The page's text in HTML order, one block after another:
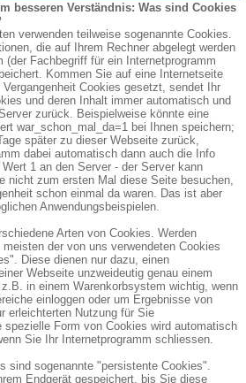
besseren Verständnis: Was sind Cookies
verwenden teilweise sogenannte Cookies.
die auf Ihrem Rechner abgelegt werden
(der Fachbegriff für ein Internetprogramm
Kommen Sie auf eine Internetseite
Cookies gesetzt, sendet Ihr
und deren Inhalt immer automatisch und
zurück. Beispielweise könnte eine
war_schon_mal_da=1 bei Ihnen speichern;
später zu dieser Webseite zurück,
dabei automatisch dann auch die Info
1 an den Server - der Server kann
nicht zum ersten Mal diese Seite besuchen,
schon einmal da waren. Das ist aber
Anwendungsbeispielen.
Arten von Cookies. Werden
der von uns verwendeten Cookies
Diese dienen nur dazu, einen
Webseite unzweideutig genau einem
in einem Warenkorbsystem wichtig, wenn
einloggen oder um Ergebnisse von
erleichterten Nutzung für Sie
Form von Cookies wird automatisch
Sie Ihr Internetprogramm schliessen.
sind sogenannte "persistente Cookies".
Endgerät gespeichert, bis Sie diese